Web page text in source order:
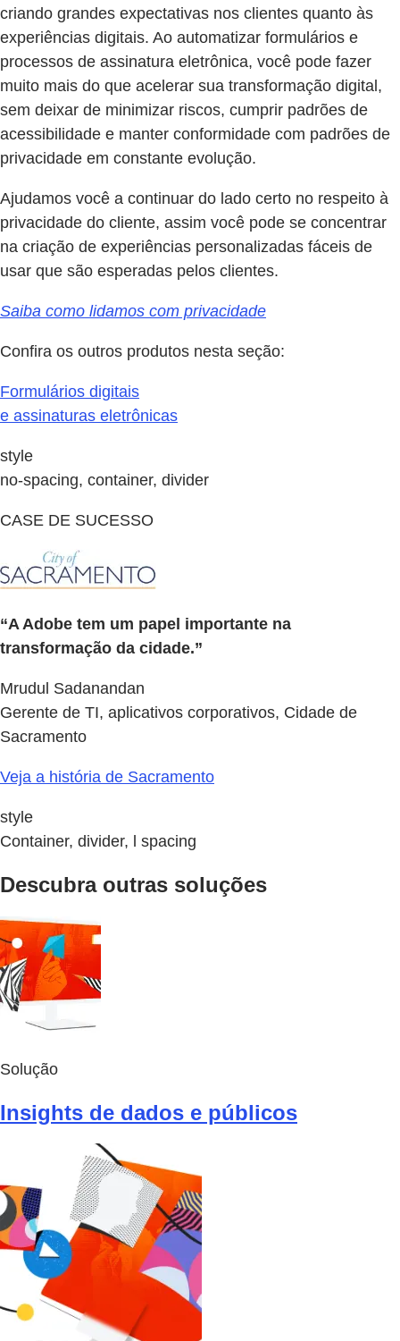
criando grandes expectativas nos clientes quanto às
experiências digitais. Ao automatizar formulários e
processos de assinatura eletrônica, você pode fazer
muito mais do que acelerar sua transformação digital,
sem deixar de minimizar riscos, cumprir padrões de
acessibilidade e manter conformidade com padrões de
privacidade em constante evolução.
Ajudamos você a continuar do lado certo no respeito à
privacidade do cliente, assim você pode se concentrar
na criação de experiências personalizadas fáceis de
usar que são esperadas pelos clientes.
Saiba como lidamos com privacidade
Confira os outros produtos nesta seção:
Formulários digitais
e assinaturas eletrônicas
style
no-spacing, container, divider
CASE DE SUCESSO
“A Adobe tem um papel importante na
transformação da cidade.”
Mrudul Sadanandan
Gerente de TI, aplicativos corporativos, Cidade de
Sacramento
Veja a história de Sacramento
style
Container, divider, l spacing
Descubra outras soluções
Solução
Insights de dados e públicos